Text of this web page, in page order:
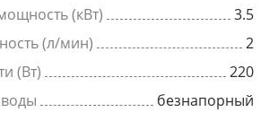
(кВт)
3.5
(л/мин)
2
(Вт)
220
безнапорный